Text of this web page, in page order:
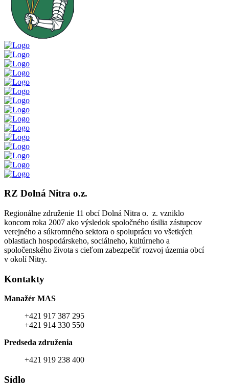
RZ Dolná Nitra o.z.
Regionálne združenie 11 obcí Dolná Nitra o. z. vzniklo
koncom roka 2007 ako výsledok spoločného úsilia zástupcov
verejného a súkromného sektora o spoluprácu vo všetkých
oblastiach hospodárskeho, sociálneho, kultúrneho a
spoločenského života s cieľom zabezpečiť rozvoj územia obcí
v okolí Nitry.
Kontakty
Manažér MAS
+421 917 387 295
+421 914 330 550
Predseda združenia
+421 919 238 400
Sídlo